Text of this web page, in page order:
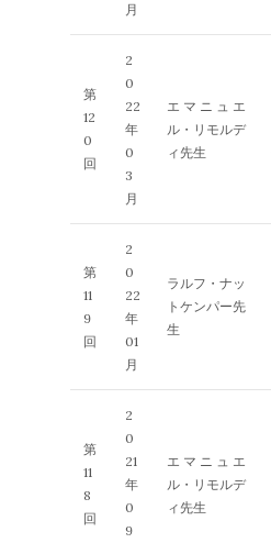
月
第
12
0
回
2
0
22
年
0
3
月
エマニュエ
ル・リモルデ
ィ先生
第
11
9
回
2
0
22
年
01
月
ラルフ・ナッ
トケンパー先
生
第
11
8
回
2
0
21
年
0
9
エマニュエ
ル・リモルデ
ィ先生